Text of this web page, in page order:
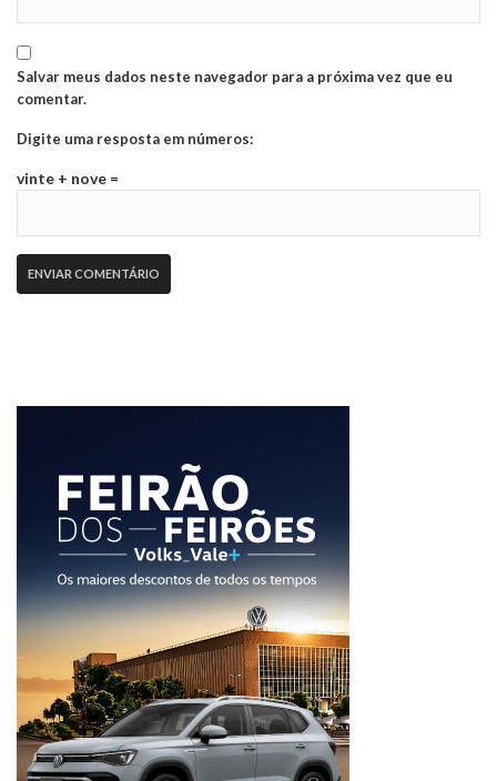
Salvar meus dados neste navegador para a próxima vez que eu
comentar.
Digite uma resposta em números:
vinte + nove =